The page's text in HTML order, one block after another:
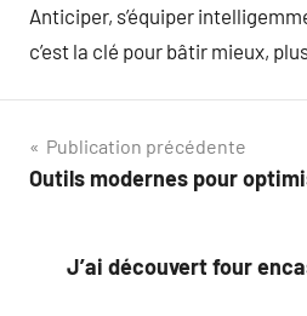
Anticiper, s’équiper
c’est la clé pour bâtir mieux,
Navigation
de
Publication précédente
Outils modernes pour
J’ai découvert four